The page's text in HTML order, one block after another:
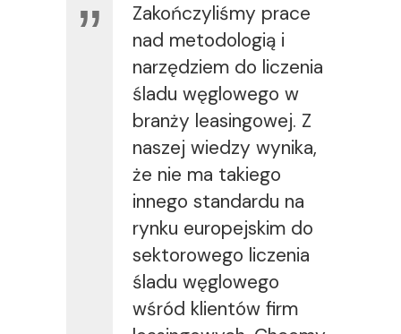
Zakończyliśmy prace
nad metodologią i
narzędziem do liczenia
śladu węglowego w
branży leasingowej. Z
naszej wiedzy wynika,
że nie ma takiego
innego standardu na
rynku europejskim do
sektorowego liczenia
śladu węglowego
wśród klientów firm